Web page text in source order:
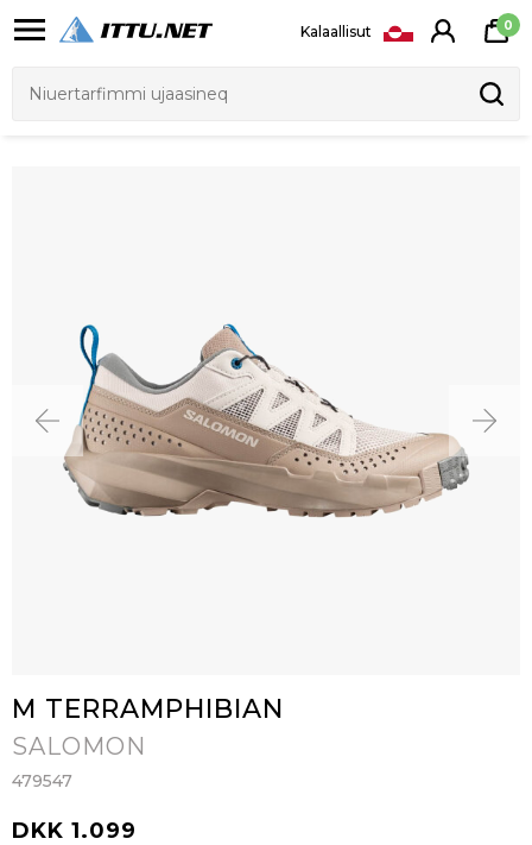
Kalaallisut 0
M TERRAMPHIBIAN
SALOMON
479547
DKK 1.099